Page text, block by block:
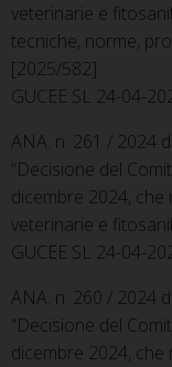
veterinarie e
tecniche, norme,
[2025/582]
GUCEE SL 24-04-
ANA. n. 261 / 2024
“Decisione del
dicembre 2024, che
veterinarie e
GUCEE SL 24-04-
ANA. n. 260 / 2024
“Decisione del
dicembre 2024, che